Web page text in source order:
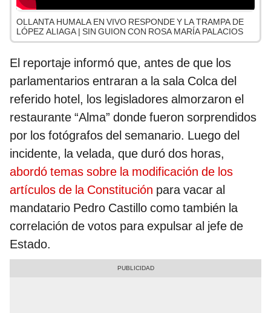
OLLANTA HUMALA EN VIVO RESPONDE Y LA TRAMPA DE
LÓPEZ ALIAGA | SIN GUION CON ROSA MARÍA PALACIOS
El reportaje informó que, antes de que los
parlamentarios entraran a la sala Colca del
referido hotel, los legisladores almorzaron el
restaurante “Alma” donde fueron sorprendidos
por los fotógrafos del semanario. Luego del
incidente, la velada, que duró dos horas,
abordó temas sobre la modificación de los
artículos de la Constitución para vacar al
mandatario Pedro Castillo como también la
correlación de votos para expulsar al jefe de
Estado.